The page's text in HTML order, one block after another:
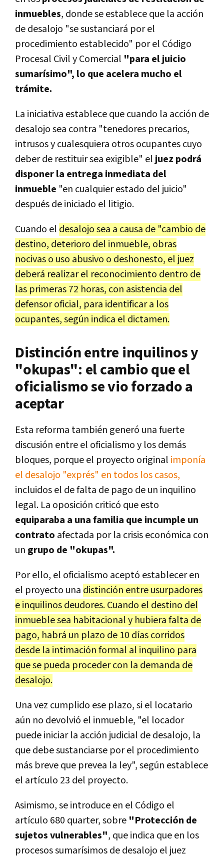
inmuebles, donde se establece que la acción
de desalojo "se sustanciará por el
procedimiento establecido" por el Código
Procesal Civil y Comercial "para el juicio
sumarísimo", lo que acelera mucho el
trámite.
La iniciativa establece que cuando la acción de
desalojo sea contra "tenedores precarios,
intrusos y cualesquiera otros ocupantes cuyo
deber de restituir sea exigible" el juez podrá
disponer la entrega inmediata del
inmueble "en cualquier estado del juicio"
después de iniciado el litigio.
Cuando el desalojo sea a causa de "cambio de
destino, deterioro del inmueble, obras
nocivas o uso abusivo o deshonesto, el juez
deberá realizar el reconocimiento dentro de
las primeras 72 horas, con asistencia del
defensor oficial, para identificar a los
ocupantes, según indica el dictamen.
Distinción entre inquilinos y
"okupas": el cambio que el
oficialismo se vio forzado a
aceptar
Esta reforma también generó una fuerte
discusión entre el oficialismo y los demás
bloques, porque el proyecto original imponía
el desalojo "exprés" en todos los casos,
incluidos el de falta de pago de un inquilino
legal. La oposición criticó que esto
equiparaba a una familia que incumple un
contrato afectada por la crisis económica con
un grupo de "okupas".
Por ello, el oficialismo aceptó establecer en
el proyecto una distinción entre usurpadores
e inquilinos deudores. Cuando el destino del
inmueble sea habitacional y hubiera falta de
pago, habrá un plazo de 10 días corridos
desde la intimación formal al inquilino para
que se pueda proceder con la demanda de
desalojo.
Una vez cumplido ese plazo, si el locatario
aún no devolvió el inmueble, "el locador
puede iniciar la acción judicial de desalojo, la
que debe sustanciarse por el procedimiento
más breve que prevea la ley", según establece
el artículo 23 del proyecto.
Asimismo, se introduce en el Código el
artículo 680 quarter, sobre "Protección de
sujetos vulnerables", que indica que en los
procesos sumarísimos de desalojo el juez